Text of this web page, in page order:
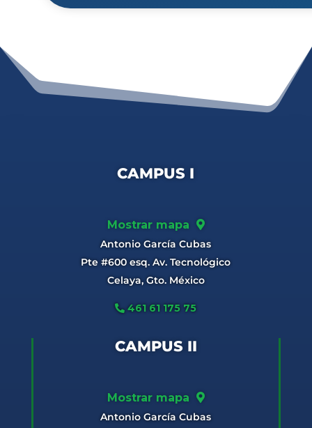
CAMPUS I
Mostrar mapa
Antonio García Cubas
Pte #600 esq. Av. Tecnológico
Celaya, Gto. México
461 61 175 75
CAMPUS II
Mostrar mapa
Antonio García Cubas